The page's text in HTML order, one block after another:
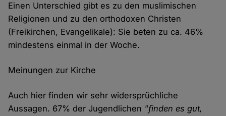
Einen Unterschied gibt es zu den muslimischen
Religionen und zu den orthodoxen Christen
(Freikirchen, Evangelikale): Sie beten zu ca. 46%
mindestens einmal in der Woche.
Meinungen zur Kirche
Auch hier finden wir sehr widersprüchliche
Aussagen. 67% der Jugendlichen "finden es gut,